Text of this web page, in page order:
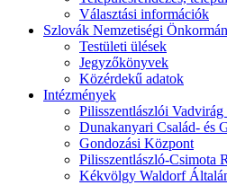
Választási információk
Szlovák Nemzetiségi
Testületi ülések
Jegyzőkönyvek
Közérdekű adatok
Intézmények
Pilisszentlászlói Vadvirág
Dunakanyari Család- és
Gondozási Központ
Pilisszentlászló-Csimota
Kékvölgy Waldorf